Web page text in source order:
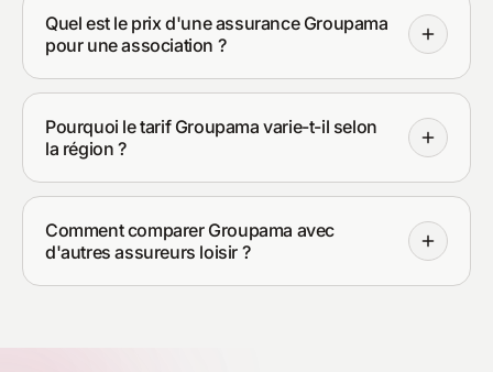
Quel est le prix d'une assurance Groupama
pour une association ?
Pourquoi le tarif Groupama varie-t-il selon
la région ?
Comment comparer Groupama avec
d'autres assureurs loisir ?